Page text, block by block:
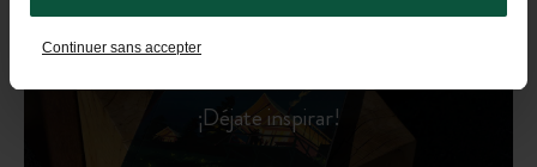
Continuer sans accepter
GUÍA DE DESTINOS 2026
¡Déjate inspirar!